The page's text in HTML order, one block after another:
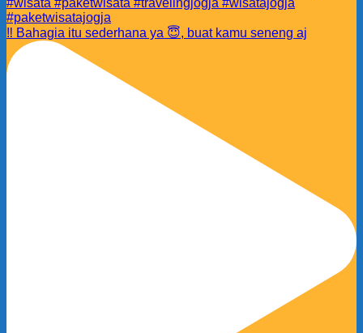
‼️ Bahagia itu sederhana ya 😇, buat kamu seneng aj